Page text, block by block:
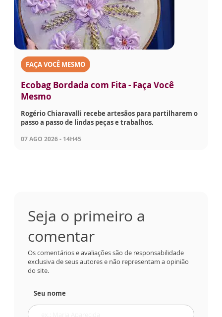
FAÇA VOCÊ MESMO
Ecobag Bordada com Fita - Faça Você
Mesmo
Rogério Chiaravalli recebe artesãos para partilharem o
passo a passo de lindas peças e trabalhos.
07 AGO 2026 - 14H45
Seja o primeiro a
comentar
Os comentários e avaliações são de responsabilidade
exclusiva de seus autores e não representam a opinião
do site.
Seu nome